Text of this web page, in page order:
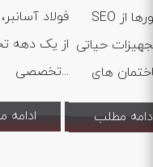
فولاد
از یک دهه
تخصصی...
ادامه
SEO آسانسورها از
حیاتی
مطلب